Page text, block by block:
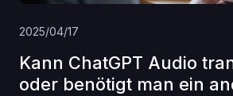
2025/04/17
Kann ChatGPT Audio
oder benötigt man ein